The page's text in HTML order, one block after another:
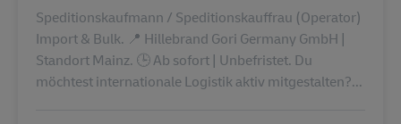
Speditionskaufmann / Speditionskauffrau (Operator)
Import & Bulk. 📍 Hillebrand Gori Germany GmbH |
Standort Mainz. 🕒 Ab sofort | Unbefristet. Du
möchtest internationale Logistik aktiv mitgestalten?...